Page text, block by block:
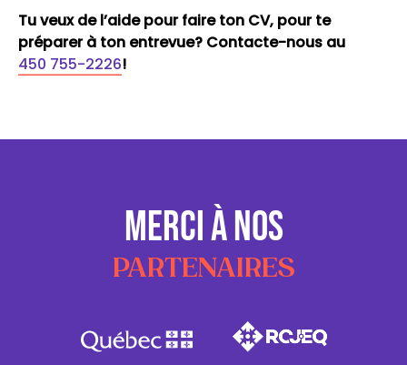
Tu veux de l’aide pour faire ton CV, pour te
préparer à ton entrevue? Contacte-nous au
450 755-2226!
MERCI À NOS
PARTENAIRES